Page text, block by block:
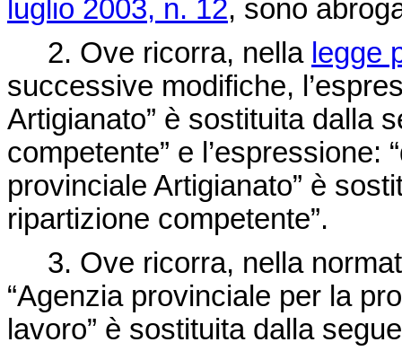
luglio 2003, n. 12, sono
2. Ove ricorra, nella legge
successive modifiche,
Artigianato” è sostituita dalla
competente” e l’espressione:
provinciale Artigianato” è
ripartizione competente”.
3. Ove ricorra, nella
“Agenzia provinciale per la
lavoro” è sostituita dalla